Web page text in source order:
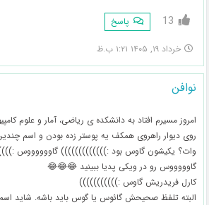
13 پاسخ
خرداد ۱۹, ۱۴۰۵ ۱:۲۱ ب.ظ
نوافن
امروز مسیرم افتاد به دانشکده ی ریاضی، آمار و علوم
روی دیوار راهروی همکف یه پوستر زده بودن و اسم
وات؟ یکیشون گاوس بود :))))))))))))) گاووووووس
گاوووووس رو در ویکی پدیا ببینید 😂😂😂
کارل فریدریش گاوس :)))))))))))
البته تلفظ صحیحش گائوس یا گوس باید باشه. شاید اسم